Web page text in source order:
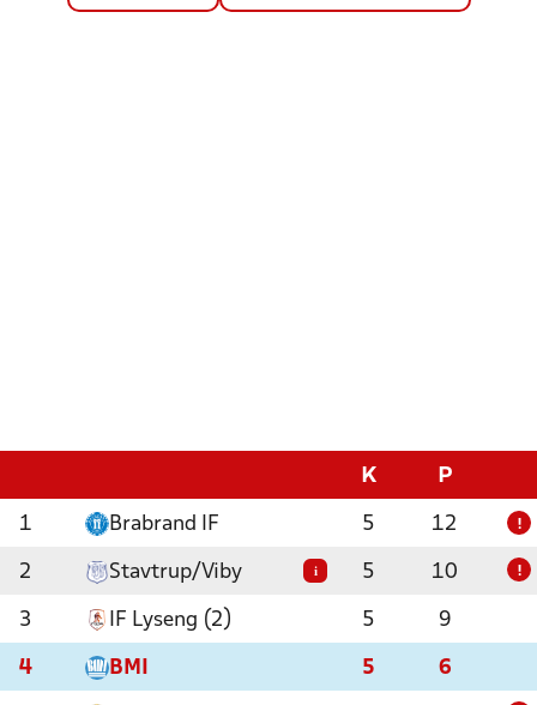
K P
1 Brabrand IF 5 12 !
2 Stavtrup/Viby i 5 10 !
3 IF Lyseng (2) 5 9
4 BMI 5 6